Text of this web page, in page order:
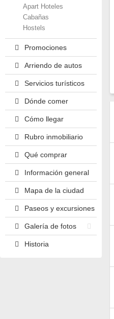
Apart Hoteles
Cabañas
Hostels
Promociones
Arriendo de autos
Servicios turísticos
Dónde comer
Cómo llegar
Rubro inmobiliario
Qué comprar
Información general
Mapa de la ciudad
Paseos y excursiones
Galería de fotos
Historia